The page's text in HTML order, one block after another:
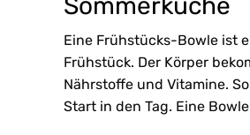
Eine Frühstücks-Bowle ist
Frühstück. Der Körper
Nährstoffe und Vitamine.
Start in den Tag. Eine